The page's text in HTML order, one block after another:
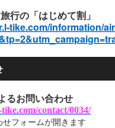
行の「はじめて割」
tike.com/information/
るお問い合わせ
contact/0034/
せフォームが開きます